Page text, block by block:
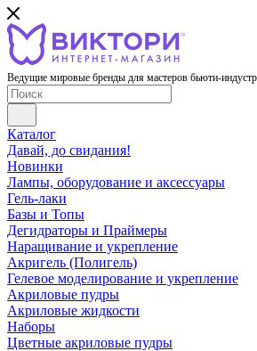
Ведущие мировые бренды для мастеров бьюти-
Каталог
Давай, до свидания!
Новинки
Лампы, оборудование и аксессуары
Гель-лаки
Базы и Топы
Дегидраторы и Праймеры
Наращивание и укрепление
Акригель (Полигель)
Гелевое моделирование и укрепление
Акриловые пудры
Акриловые жидкости
Наборы
Цветные акриловые пудры